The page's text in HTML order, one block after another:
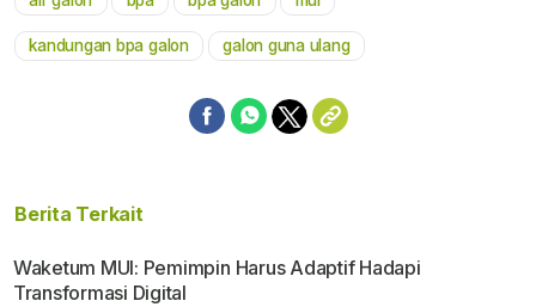
kandungan bpa galon galon guna ulang
Berita Terkait
Waketum MUI: Pemimpin Harus Adaptif Hadapi
Transformasi Digital